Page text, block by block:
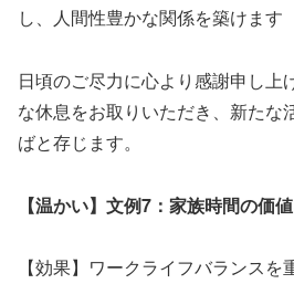
し、人間性豊かな関係を築けます
日頃のご尽力に心より感謝申し上
な休息をお取りいただき、新たな
ばと存じます。
【温かい】文例7：家族時間の価
【効果】ワークライフバランス